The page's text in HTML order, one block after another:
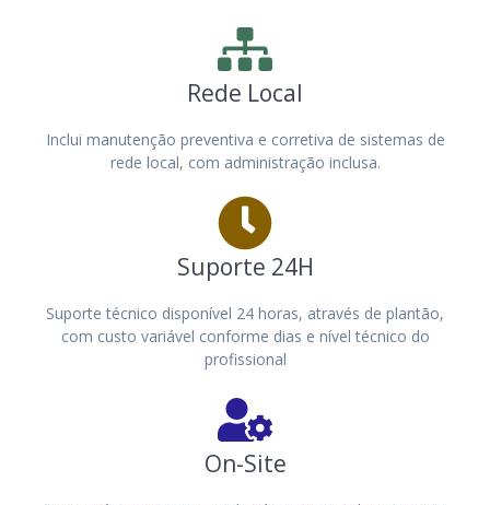
Rede Local
Inclui manutenção preventiva e corretiva de sistemas de
rede local, com administração inclusa.
Suporte 24H
Suporte técnico disponível 24 horas, através de plantão,
com custo variável conforme dias e nível técnico do
profissional
On-Site